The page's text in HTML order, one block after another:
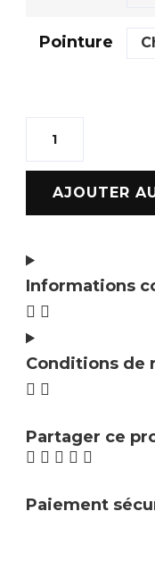
Pointure
AJOUTER
Informations
Conditions de
Partager ce
Paiement